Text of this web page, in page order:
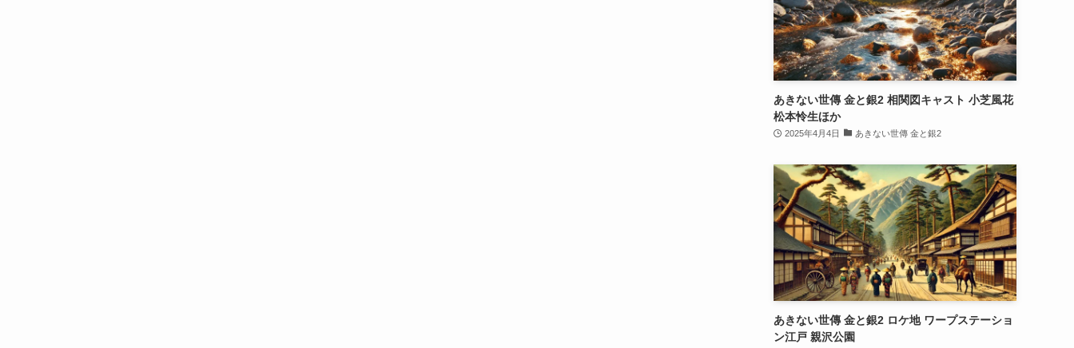
あきない世傳 金と銀2 相関図キャスト 小芝風花
松本怜生ほか
2025年4月4日 あきない世傳 金と銀2
あきない世傳 金と銀2 ロケ地 ワープステーショ
ン江戸 親沢公園